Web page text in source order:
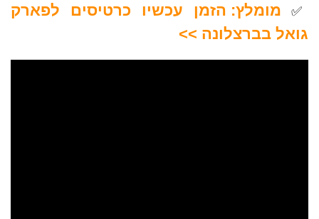
✅ מומלץ: הזמן עכשיו כרטיסים לפארק
גואל בברצלונה >>